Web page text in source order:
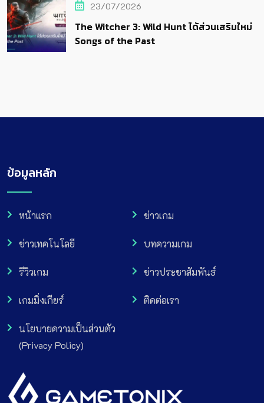
23/07/2026
The Witcher 3: Wild Hunt ได้ส่วนเสริมใหม่
Songs of the Past
ข้อมูลหลัก
หน้าแรก ข่าวเกม
ข่าวเทคโนโลยี บทความเกม
รีวิวเกม ข่าวประชาสัมพันธ์
เกมมิ่งเกียร์ ติดต่อเรา
นโยบายความเป็นส่วนตัว
(Privacy Policy)